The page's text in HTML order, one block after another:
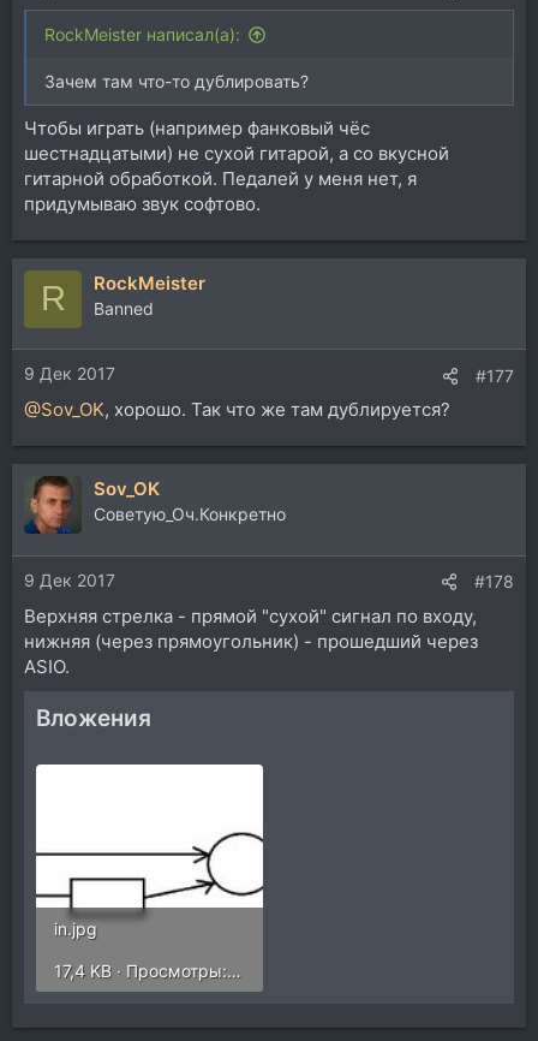
RockMeister написал(а):
Зачем там что-то дублировать?
Чтобы играть (например фанковый чёс
шестнадцатыми) не сухой гитарой, а со вкусной
гитарной обработкой. Педалей у меня нет, я
придумываю звук софтово.
R RockMeister
Banned
9 Дек 2017 #177
@Sov_OK, хорошо. Так что же там дублируется?
Sov_OK
Советую_Оч.Конкретно
9 Дек 2017 #178
Верхняя стрелка - прямой "сухой" сигнал по входу,
нижняя (через прямоугольник) - прошедший через
ASIO.
Вложения
in.jpg
17,4 KB · Просмотры: 324